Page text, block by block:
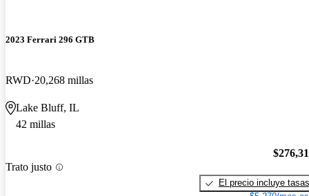
2023 Ferrari 296 GTB
RWD 20,268 millas
Lake Bluff, IL
42 millas
Trato justo
El precio incluye tasas